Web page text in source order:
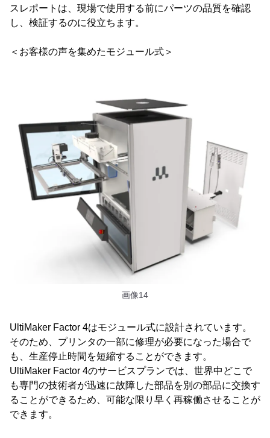
スレポートは、現場で使用する前にパーツの品質を確認
し、検証するのに役立ちます。
＜お客様の声を集めたモジュール式＞
画像14
UltiMaker Factor 4はモジュール式に設計されています。
そのため、プリンタの一部に修理が必要になった場合で
も、生産停止時間を短縮することができます。
UltiMaker Factor 4のサービスプランでは、世界中どこで
も専門の技術者が迅速に故障した部品を別の部品に交換す
ることができるため、可能な限り早く再稼働させることが
できます。